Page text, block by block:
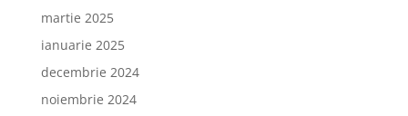
martie 2025
ianuarie 2025
decembrie 2024
noiembrie 2024